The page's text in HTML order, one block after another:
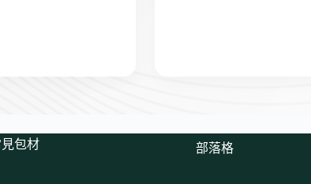
包材 部落格